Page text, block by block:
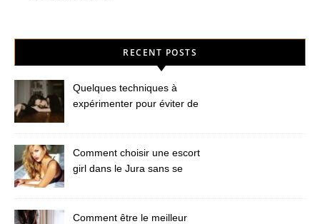
RECENT POSTS
Quelques techniques à
expérimenter pour éviter de
Comment choisir une escort
girl dans le Jura sans se
Comment être le meilleur